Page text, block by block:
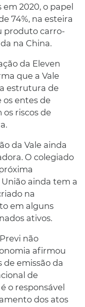
2020, o papel
74%, na esteira
produto carro-
na China.
da Eleven
que a Vale
estrutura de
os entes de
riscos de
da Vale ainda
O colegiado
União ainda tem a
na
em alguns
ativos.
não
afirmou
emissão da
de
o responsável
dos atos